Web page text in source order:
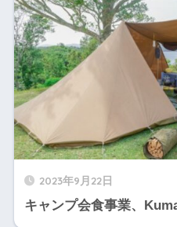
2023年9月22日
キャンプ会食事業、